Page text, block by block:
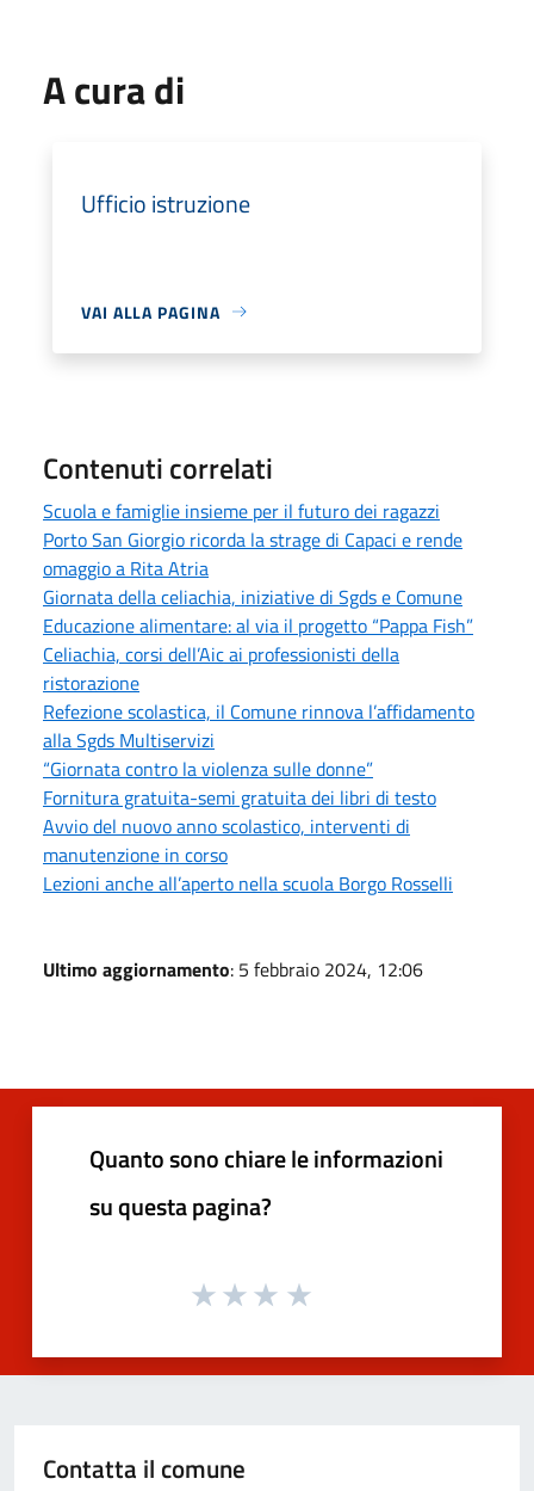
A cura di
Ufficio istruzione
VAI ALLA PAGINA
Contenuti correlati
Scuola e famiglie insieme per il futuro dei ragazzi
Porto San Giorgio ricorda la strage di Capaci e rende
omaggio a Rita Atria
Giornata della celiachia, iniziative di Sgds e Comune
Educazione alimentare: al via il progetto “Pappa Fish”
Celiachia, corsi dell’Aic ai professionisti della
ristorazione
Refezione scolastica, il Comune rinnova l’affidamento
alla Sgds Multiservizi
“Giornata contro la violenza sulle donne”
Fornitura gratuita-semi gratuita dei libri di testo
Avvio del nuovo anno scolastico, interventi di
manutenzione in corso
Lezioni anche all’aperto nella scuola Borgo Rosselli
Ultimo aggiornamento: 5 febbraio 2024, 12:06
Quanto sono chiare le informazioni
su questa pagina?
Contatta il comune